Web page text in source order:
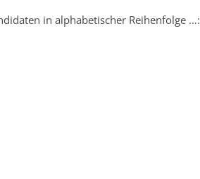
in alphabetischer Reihenfolge …: